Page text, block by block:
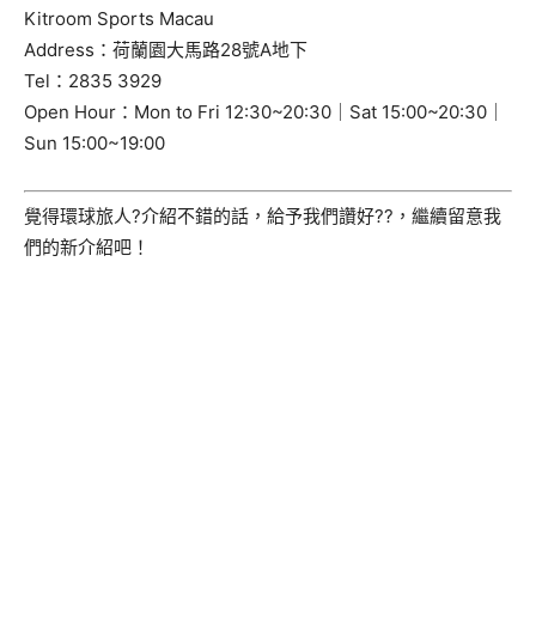
Kitroom Sports Macau
Address：荷蘭園大馬路28號A地下
Tel：2835 3929
Open Hour：Mon to Fri 12:30~20:30｜Sat 15:00~20:30｜
Sun 15:00~19:00
覺得環球旅人?介紹不錯的話，給予我們讚好??，繼續留意我
們的新介紹吧！